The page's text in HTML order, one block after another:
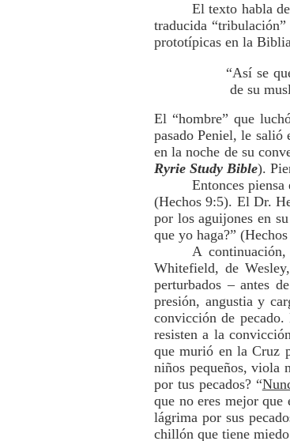
El texto habla
traducida
prototípicas en la
“Así se
de su
El “hombre” que
pasado Peniel, le salió
en la noche de su
Ryrie Study Bible).
Entonces
(Hechos 9:5). El Dr.
por los aguijones en
que yo haga?”
A
Whitefield, de
perturbados – antes
presión, angustia y
convicción de
resisten a la
que murió en la Cruz
niños pequeños, viola
por tus pecados? “
que no eres mejor que
lágrima por sus
chillón que tiene